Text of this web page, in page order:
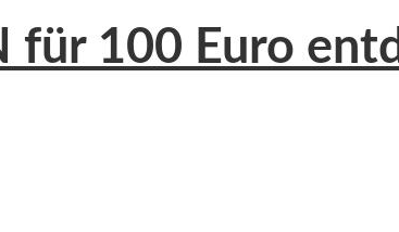
für 100 Euro